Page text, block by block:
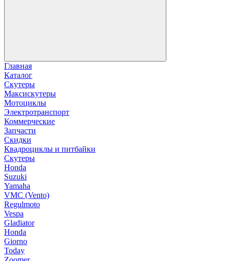
Главная
Каталог
Скутеры
Максискутеры
Мотоциклы
Электротранспорт
Коммерческие
Запчасти
Скидки
Квадроциклы и питбайки
Скутеры
Honda
Suzuki
Yamaha
VMC (Vento)
Regulmoto
Vespa
Gladiator
Honda
Giorno
Today